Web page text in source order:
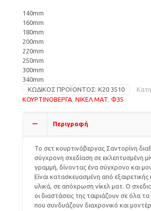
140mm
160mm
180mm
200mm
220mm
250mm
300mm
340mm
ΚΩΔΙΚΌΣ ΠΡΟΪΌΝΤΟΣ: Κ20 3510
ΚΟΥΡΤΙΝΟΒΕΡΓΑ ΝΙΚΕΛ ΜΑΤ Φ35
Περιγραφή
Το σετ κουρτινόβεργας Σαντορίνη
σύγχρονη σχεδίαση σε εκλεπτυσμένη
γραμμή, δίνοντας ένα σύγχρονο και
Είναι κατασκευασμένη από εξαιρετικής
υλικά, σε απόχρωση νίκελ ματ. Ο
οι διαστάσεις της ταιριάζουν σε όλα τα
που συνδυάζουν διαχρονικό και